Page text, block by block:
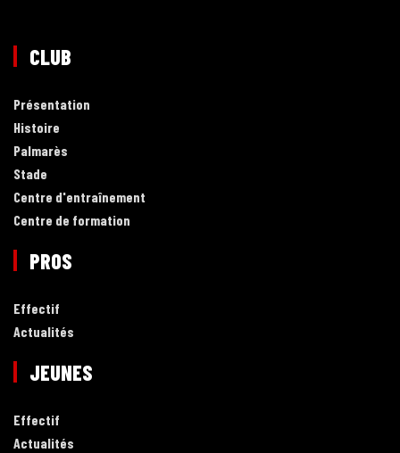
CLUB
Présentation
Histoire
Palmarès
Stade
Centre d'entraînement
Centre de formation
PROS
Effectif
Actualités
JEUNES
Effectif
Actualités